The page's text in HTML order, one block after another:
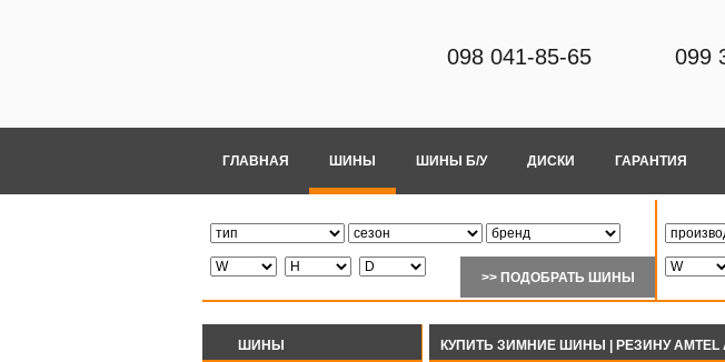
098 041-85-65 099
ГЛАВНАЯ ШИНЫ ШИНЫ Б/У ДИСКИ ГАРАНТИЯ
ШИНЫ КУПИТЬ ЗИМНИЕ ШИНЫ | РЕЗИНУ AMTEL